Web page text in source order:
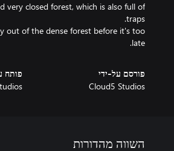
very closed forest, which is also full of
out of the dense forest before it's too
late.
פורסם על-ידי
Cloud5 Studios
פותח
השווה מהדורות